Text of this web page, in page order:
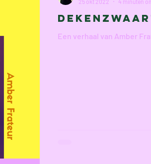
Een verhaal van Amber
25 okt 2022
4 minuten